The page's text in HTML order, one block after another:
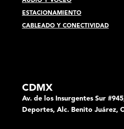
ESTACIONAMIENTO
CABLEADO Y CONECTIVIDAD
CDMX
Av. de los Insurgentes Sur
Deportes, Alc. Benito Juárez,